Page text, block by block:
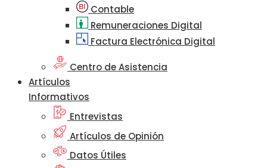
Contable
Remuneraciones Digital
Factura Electrónica Digital
Centro de Asistencia
Artículos
Informativos
Entrevistas
Artículos de Opinión
Datos Útiles